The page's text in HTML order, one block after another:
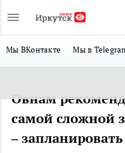
Мы ВКонтакте Мы в
Овнам
самой сложной
–